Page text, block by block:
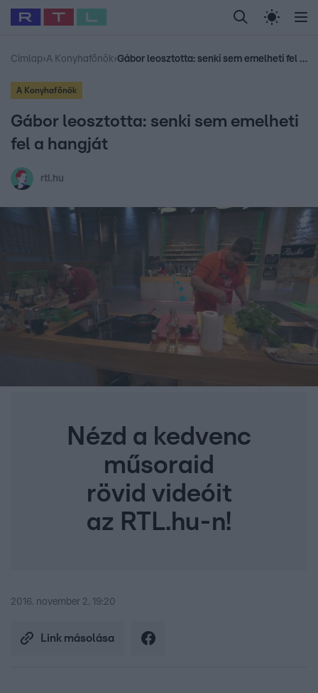
Legfrissebb RTL Híradó Randi Celeb vagyok,
Babits Marcella Most Wanted Gallusz
Címlap›A Konyhafőnök› Gábor leosztotta: senki sem emelheti fel a hangját
A Konyhafőnök
Gábor leosztotta: senki sem emelheti
fel a hangját
rtl.hu
Nézd a kedvenc
műsoraid
rövid videóit
az RTL.hu-n!
2016. november 2. 19:20
Link másolása